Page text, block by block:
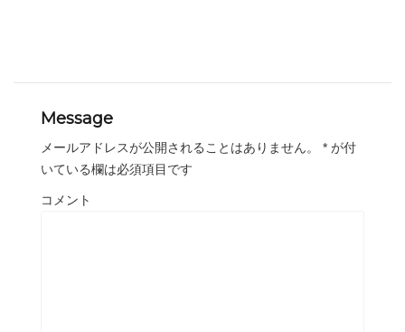
Message
メールアドレスが公開されることはありません。 * が付
いている欄は必須項目です
コメント